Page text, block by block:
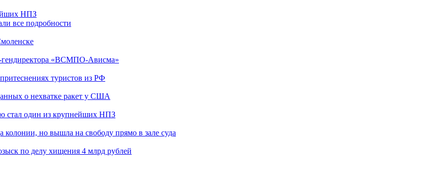
НПЗ
все подробности
гендиректора «ВСМПО-Ависма»
туристов из РФ
о нехватке ракет у США
стал один из крупнейших НПЗ
колонии, но вышла на свободу прямо в зале суда
по делу хищения 4 млрд рублей